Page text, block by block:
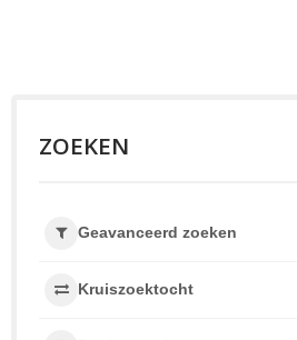
ZOEKEN
Geavanceerd zoeken
Kruiszoektocht